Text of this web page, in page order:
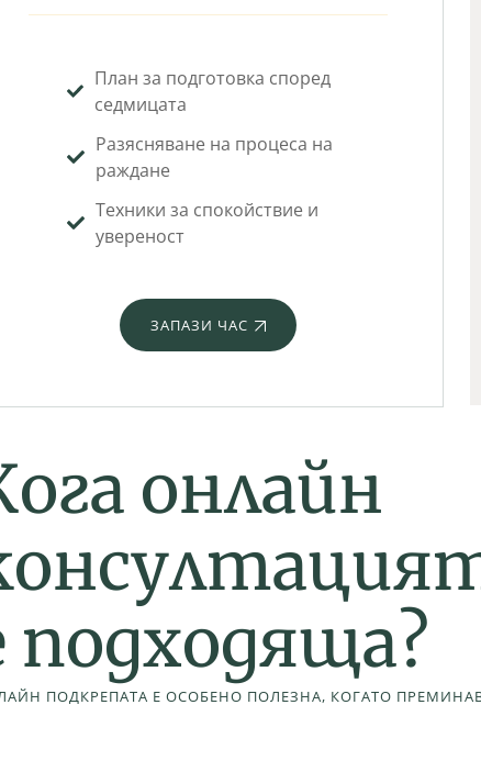
План за подготовка според
седмицата
Разясняване на процеса на
раждане
Техники за спокойствие и
увереност
ЗАПАЗИ ЧАС
ога онлайн
онсултация
подходяща?
ПОДКРЕПАТА Е ОСОБЕНО ПОЛЕЗНА, КОГАТО